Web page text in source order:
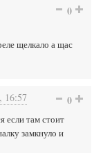
0
щелкало а щас
16:57 0
если там стоит
замкнуло и